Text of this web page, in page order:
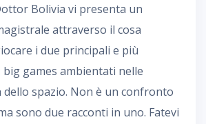
Bolivia vi presenta un
attraverso il cosa
i due principali e più
games ambientati nelle
spazio. Non è un confronto
sono due racconti in uno. Fatevi